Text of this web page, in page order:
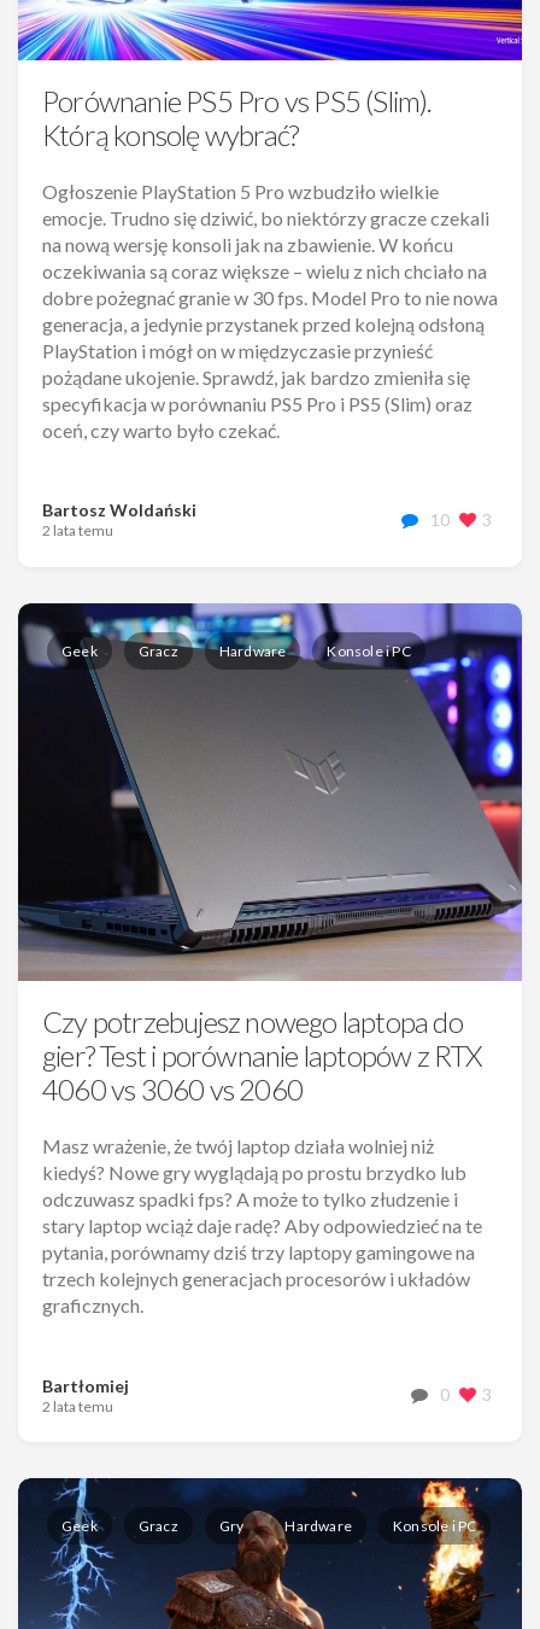
Porównanie PS5 Pro vs PS5 (Slim).
Którą konsolę wybrać?
Ogłoszenie PlayStation 5 Pro wzbudziło wielkie
emocje. Trudno się dziwić, bo niektórzy gracze czekali
na nową wersję konsoli jak na zbawienie. W końcu
oczekiwania są coraz większe – wielu z nich chciało na
dobre pożegnać granie w 30 fps. Model Pro to nie nowa
generacja, a jedynie przystanek przed kolejną odsłoną
PlayStation i mógł on w międzyczasie przynieść
pożądane ukojenie. Sprawdź, jak bardzo zmieniła się
specyfikacja w porównaniu PS5 Pro i PS5 (Slim) oraz
oceń, czy warto było czekać.
Bartosz Woldański
2 lata temu
10 3
Geek Gracz Hardware Konsole i PC
Czy potrzebujesz nowego laptopa do
gier? Test i porównanie laptopów z RTX
4060 vs 3060 vs 2060
Masz wrażenie, że twój laptop działa wolniej niż
kiedyś? Nowe gry wyglądają po prostu brzydko lub
odczuwasz spadki fps? A może to tylko złudzenie i
stary laptop wciąż daje radę? Aby odpowiedzieć na te
pytania, porównamy dziś trzy laptopy gamingowe na
trzech kolejnych generacjach procesorów i układów
graficznych.
Bartłomiej
2 lata temu
0 3
Geek Gracz Gry Hardware Konsole i PC